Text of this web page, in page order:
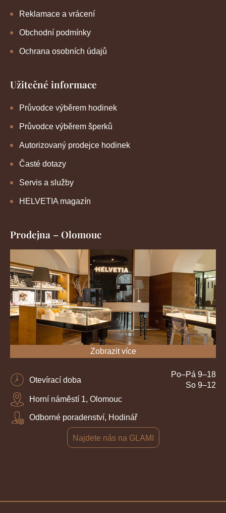
Reklamace a vrácení
Obchodní podmínky
Ochrana osobních údajů
Užitečné informace
Průvodce výběrem hodinek
Průvodce výběrem šperků
Autorizovaný prodejce hodinek
Časté dotazy
Servis a služby
HELVETIA magazín
Prodejna – Olomouc
Zobrazit více
Otevírací doba
Po–Pá 9–18
So 9–12
Horní náměstí 1, Olomouc
Odborné poradenství, Hodinář
Najdete nás na GLAMI